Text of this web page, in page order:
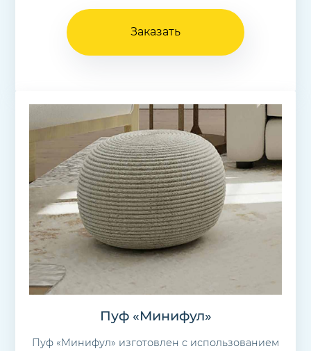
Заказать
Пуф «Минифул»
Пуф «Минифул» изготовлен с использованием